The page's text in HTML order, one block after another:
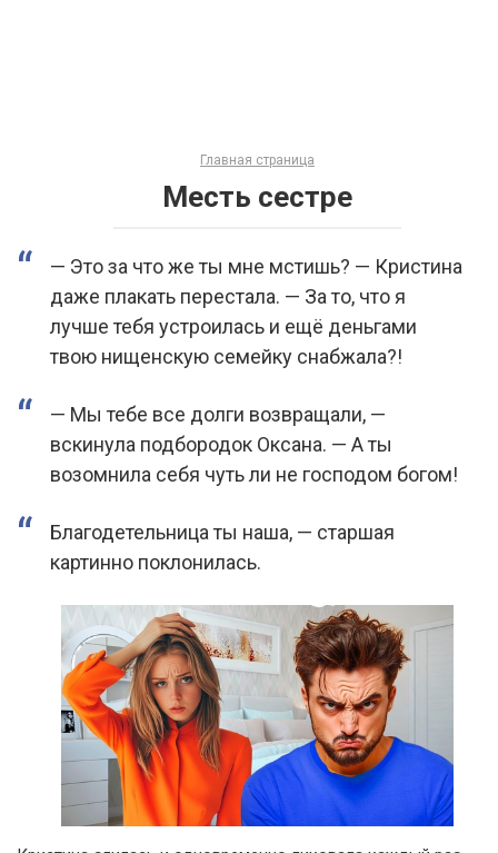
Главная страница
Месть сестре
— Это за что же ты мне мстишь? — Кристина
даже плакать перестала. — За то, что я
лучше тебя устроилась и ещё деньгами
твою нищенскую семейку снабжала?!
— Мы тебе все долги возвращали, —
вскинула подбородок Оксана. — А ты
возомнила себя чуть ли не господом богом!
Благодетельница ты наша, — старшая
картинно поклонилась.